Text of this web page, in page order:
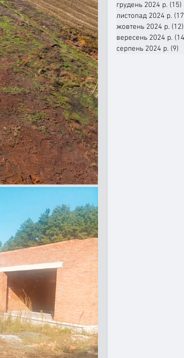
грудень 2024 р. (15)
листопад 2024 р.
жовтень 2024 р. (12)
вересень 2024 р.
серпень 2024 р. (9)